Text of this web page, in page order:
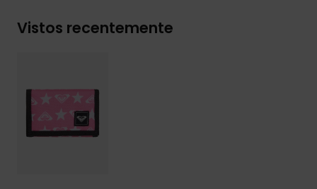
Vistos recentemente